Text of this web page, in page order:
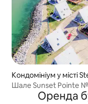
Кондомініум у місті
Шале Sunset Pointe
Оренда